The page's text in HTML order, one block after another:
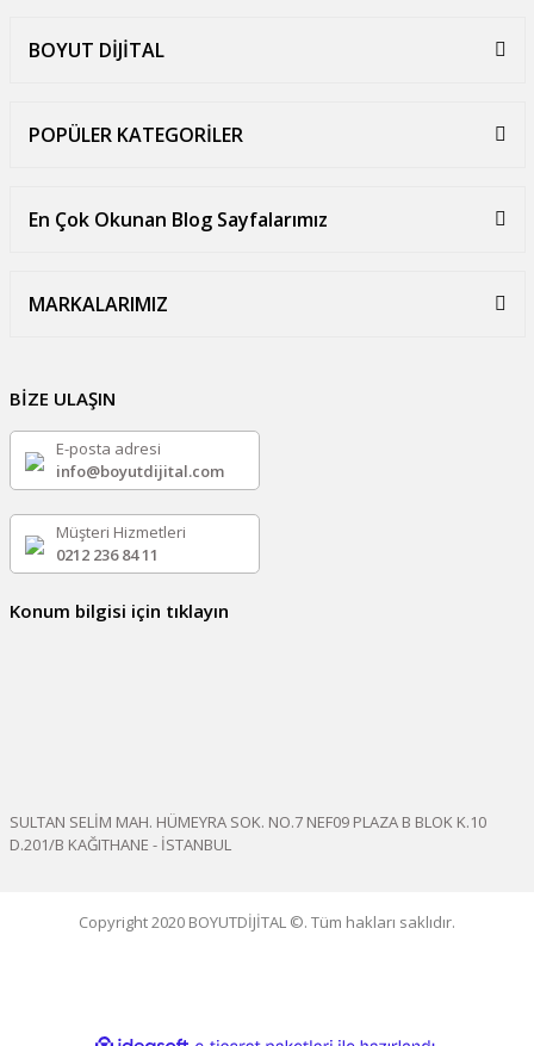
BOYUT DİJİTAL
POPÜLER KATEGORİLER
En Çok Okunan Blog Sayfalarımız
MARKALARIMIZ
BİZE ULAŞIN
E-posta adresi
info@boyutdijital.com
Müşteri Hizmetleri
0212 236 84 11
Konum bilgisi için tıklayın
SULTAN SELİM MAH. HÜMEYRA SOK. NO.7 NEF09 PLAZA B BLOK K.10
D.201/B KAĞITHANE - İSTANBUL
Copyright 2020 BOYUTDİJİTAL ©. Tüm hakları saklıdır.